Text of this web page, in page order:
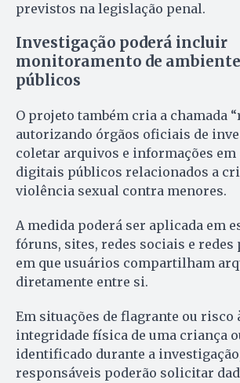
previstos na legislação penal.
Investigação poderá incluir
monitoramento de
públicos
O projeto também cria a chamada
autorizando órgãos oficiais de
coletar arquivos e informações em
digitais públicos relacionados a
violência sexual contra menores.
A medida poderá ser aplicada em
fóruns, sites, redes sociais e redes
em que usuários compartilham
diretamente entre si.
Em situações de flagrante ou risco
integridade física de uma criança
identificado durante a
responsáveis poderão solicitar